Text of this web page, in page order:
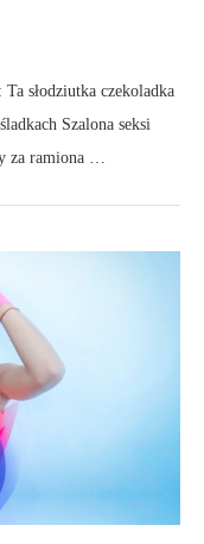
słodziutka czekoladka
Szalona seksi
za ramiona …